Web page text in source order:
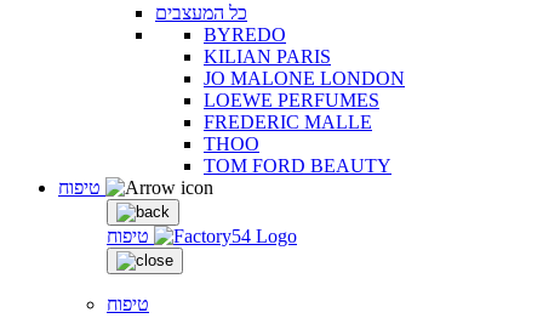
כל המעצבים
BYREDO
KILIAN PARIS
JO MALONE LONDON
LOEWE PERFUMES
FREDERIC MALLE
THOO
TOM FORD BEAUTY
טיפוח
טיפוח